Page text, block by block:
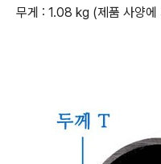
무게 : 1.08 kg (제품 사양에